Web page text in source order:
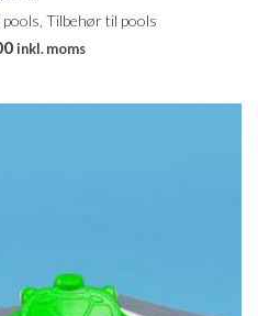
Tilbehør til pools
inkl. moms